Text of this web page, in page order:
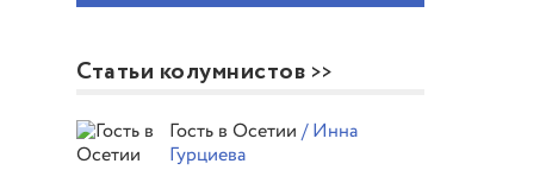
Статьи колумнистов
Гость в Осетии/ Инна
Гурциева